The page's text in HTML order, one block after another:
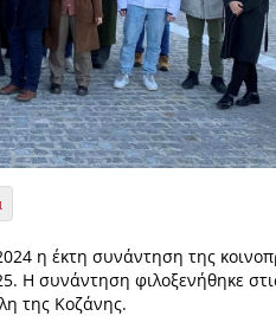
η έκτη συνάντηση της
Η συνάντηση φιλοξενήθηκε
της Κοζάνης.